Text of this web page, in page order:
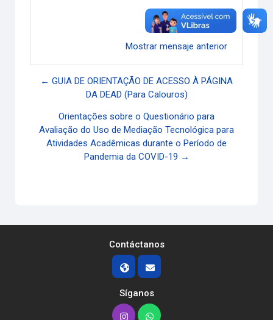
Enlace permanente
Mostrar mensaje anterior
← GUIA DE ORIENTAÇÃO DE ACESSO À PÁGINA
DA DEAD (Para Calouros)
Orientações sobre o Questionário para
Avaliação do Uso de Mediação Tecnológica para
Atividades Acadêmicas durante o Período de
Pandemia da COVID-19 →
Contáctanos
Síganos